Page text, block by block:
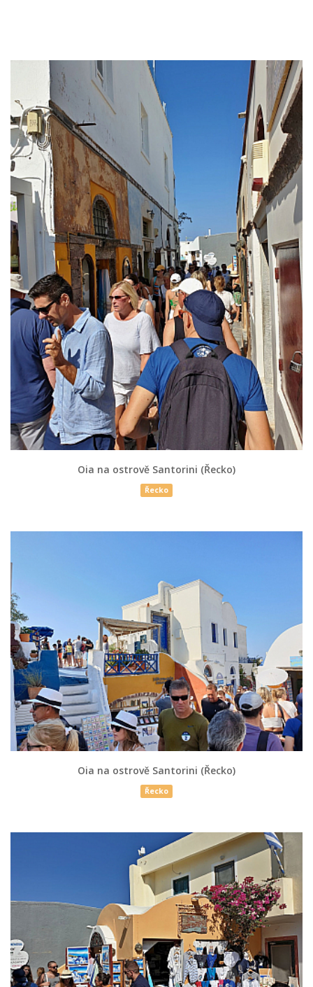
Oia na ostrově Santorini (Řecko)
Řecko
Oia na ostrově Santorini (Řecko)
Řecko